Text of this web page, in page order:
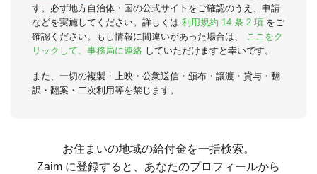
す。必ず地方自治体・国の公式サイトをご確認のうえ、申請
などを実施してください。詳しくは 利用規約 14 条 2 項 をご
確認ください。もし情報に間違いがあった場合は、
ここをク
リックして、事務局に連絡 していただけますと幸いです。
また、一切の複製・上映・公衆送信・頒布・譲渡・貸与・翻
訳・翻案・二次利用等を禁じます。
お住まいの地域の給付金を一括検索。
Zaim に登録すると、あなたのプロフィールから